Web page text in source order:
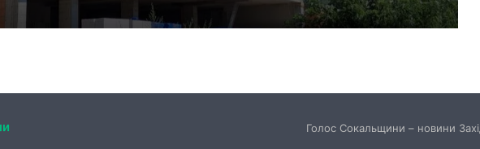
мораторій на російськомовний
Голос Сокальщини – новини